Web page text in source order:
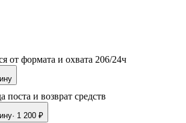
от формата и охвата 206/24ч
поста и возврат средств
· 1 200 ₽